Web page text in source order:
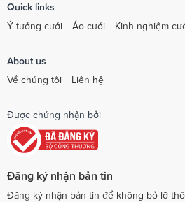
Quick links
Ý tưởng cưới
Áo cưới Kinh nghiệm
About us
Về chúng tôi
Liên hệ
Được chứng nhận bởi
Đăng ký nhận bản tin
Đăng ký nhận bản tin để không bỏ lỡ